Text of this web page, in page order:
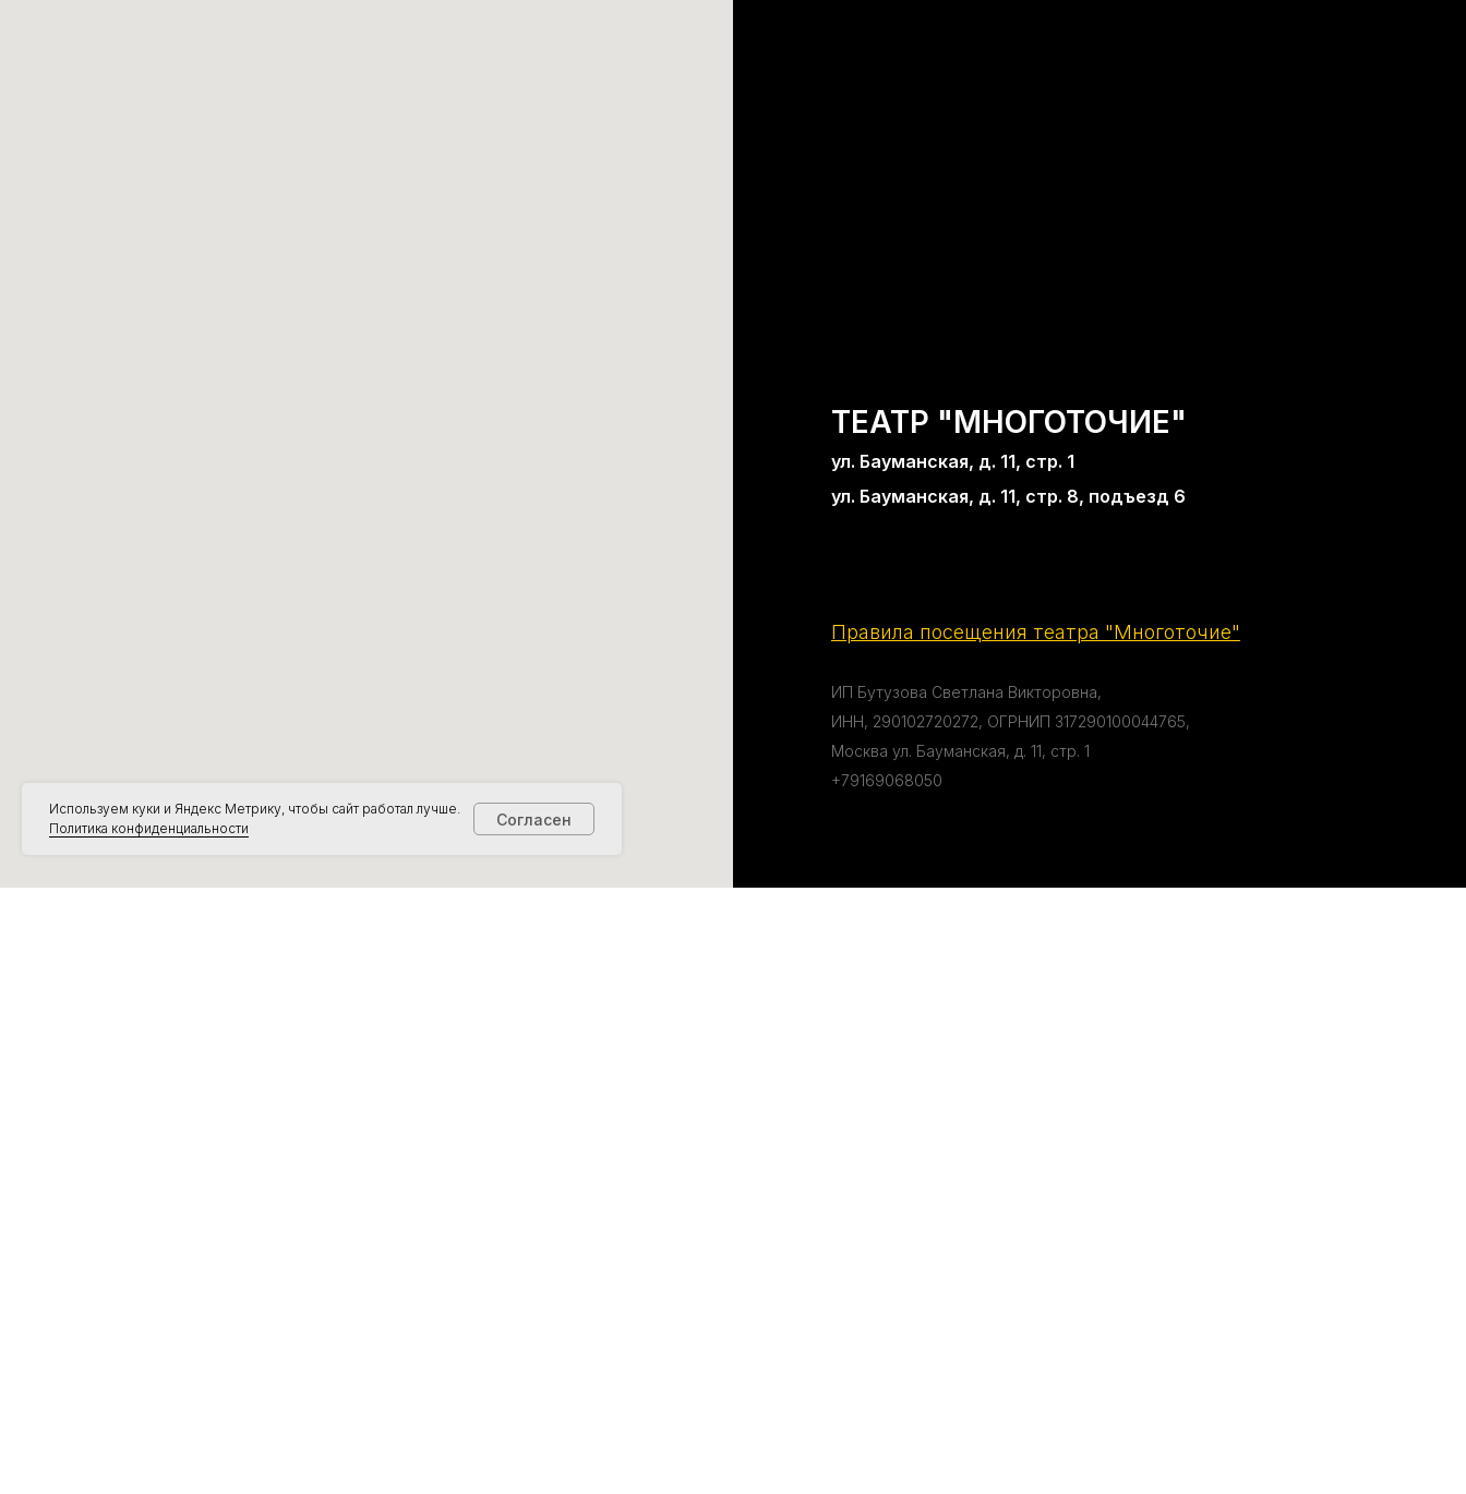
Используем куки и Яндекс Метрику, чтобы сайт работал лучше.
Политика конфиденциальности
Согласен
ТЕАТР "МНОГОТОЧИЕ"
ул. Бауманская, д. 11, стр. 1
ул. Бауманская, д. 11, стр. 8, подъезд 6
Правила посещения театра "Многоточие"
ИП Бутузова Светлана Викторовна,
ИНН, 290102720272, ОГРНИП 317290100044765,
Москва ул. Бауманская, д. 11, стр. 1
+79169068050